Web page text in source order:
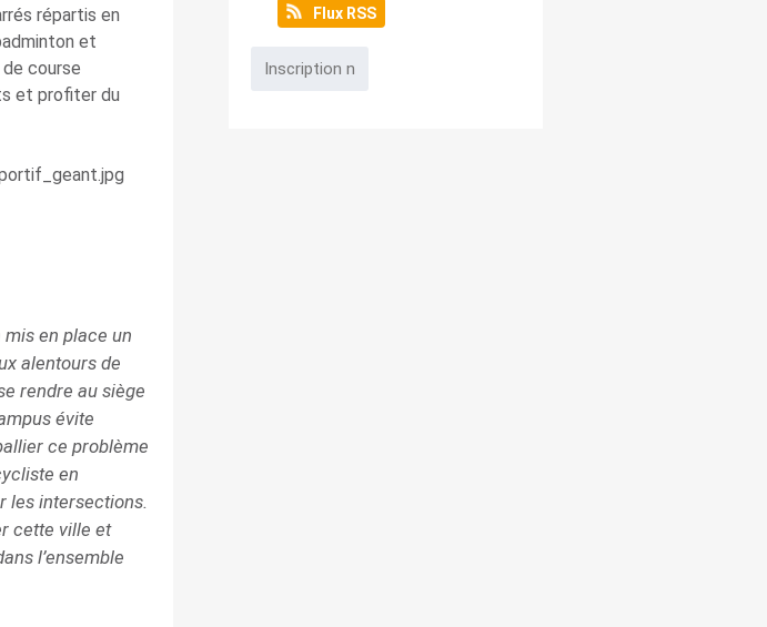
répartis en
et
course
et profiter du
mis en place un
alentours de
rendre au siège
évite
ce problème
en
les intersections.
cette ville et
l’ensemble
Flux RSS